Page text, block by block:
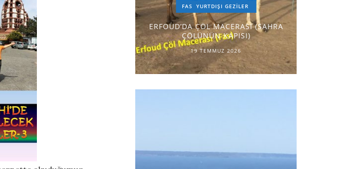
FAS YURTDIŞI GEZILER
ERFOUD’DA ÇÖL MACERASI (SAHRA
ÇÖLÜNÜN KAPISI)
19 TEMMUZ 2026